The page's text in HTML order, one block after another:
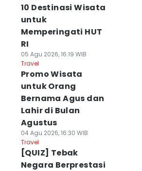
10 Destinasi Wisata
untuk
Memperingati HUT
RI
05 Agu 2026, 16:19 WIB
Travel
Promo Wisata
untuk Orang
Bernama Agus dan
Lahir di Bulan
Agustus
04 Agu 2026, 16:30 WIB
Travel
[QUIZ] Tebak
Negara Berprestasi